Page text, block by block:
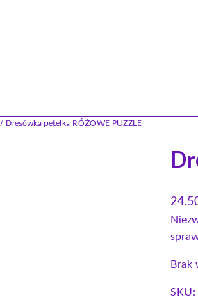
/ Dresówka pętelka RÓŻOWE PUZZLE
Brak
SKU: